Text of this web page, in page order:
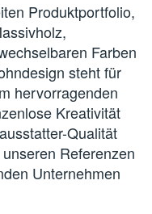
Produktportfolio,
Farben
steht für
hervorragenden
Kreativität
Qualität
Referenzen
Unternehmen